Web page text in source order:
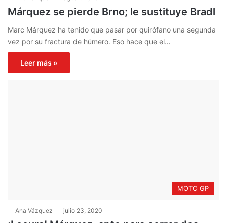
Márquez se pierde Brno; le sustituye Bradl
Marc Márquez ha tenido que pasar por quirófano una segunda
vez por su fractura de húmero. Eso hace que el…
Leer más »
MOTO GP
Ana Vázquez julio 23, 2020